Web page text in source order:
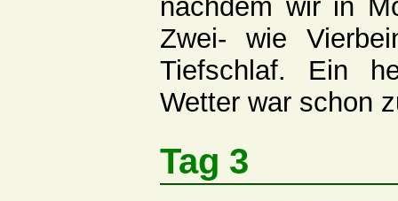
nachdem wir in
Zwei- wie
Tiefschlaf. Ein
Wetter war schon
Tag 3